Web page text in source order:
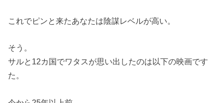
これでピンと来たあなたは陰謀レベルが高い。
そう。
サルと12カ国でワタスが思い出したのは以下の映画です
た。